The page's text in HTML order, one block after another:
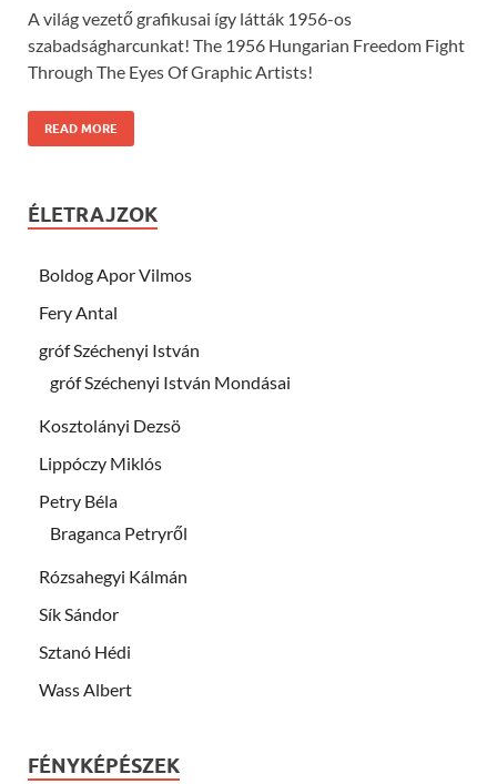
A világ vezető grafikusai így látták 1956-os
szabadságharcunkat! The 1956 Hungarian Freedom Fight
Through The Eyes Of Graphic Artists!
READ MORE
ÉLETRAJZOK
Boldog Apor Vilmos
Fery Antal
gróf Széchenyi István
gróf Széchenyi István Mondásai
Kosztolányi Dezsö
Lippóczy Miklós
Petry Béla
Braganca Petryről
Rózsahegyi Kálmán
Sík Sándor
Sztanó Hédi
Wass Albert
FÉNYKÉPÉSZEK